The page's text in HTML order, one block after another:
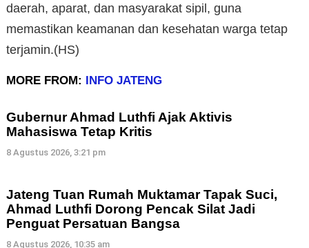
daerah, aparat, dan masyarakat sipil, guna
memastikan keamanan dan kesehatan warga tetap
terjamin.(HS)
MORE FROM: INFO JATENG
Gubernur Ahmad Luthfi Ajak Aktivis
Mahasiswa Tetap Kritis
8 Agustus 2026, 3:21 pm
Jateng Tuan Rumah Muktamar Tapak Suci,
Ahmad Luthfi Dorong Pencak Silat Jadi
Penguat Persatuan Bangsa
8 Agustus 2026, 10:35 am